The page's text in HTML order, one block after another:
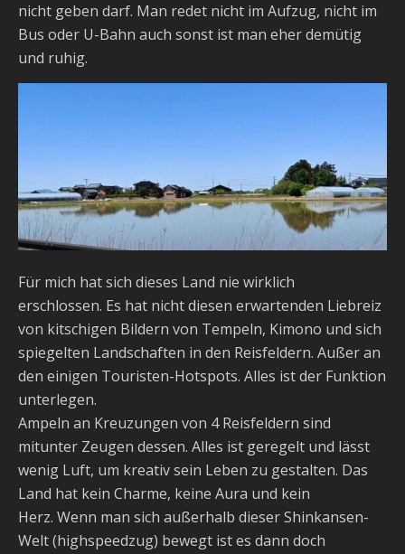
nicht geben darf. Man redet nicht im Aufzug, nicht im
Bus oder U-Bahn auch sonst ist man eher demütig
und ruhig.
Für mich hat sich dieses Land nie wirklich
erschlossen. Es hat nicht diesen erwartenden Liebreiz
von kitschigen Bildern von Tempeln, Kimono und sich
spiegelten Landschaften in den Reisfeldern. Außer an
den einigen Touristen-Hotspots. Alles ist der Funktion
unterlegen.
Ampeln an Kreuzungen von 4 Reisfeldern sind
mitunter Zeugen dessen. Alles ist geregelt und lässt
wenig Luft, um kreativ sein Leben zu gestalten. Das
Land hat kein Charme, keine Aura und kein
Herz. Wenn man sich außerhalb dieser Shinkansen-
Welt (highspeedzug) bewegt ist es dann doch